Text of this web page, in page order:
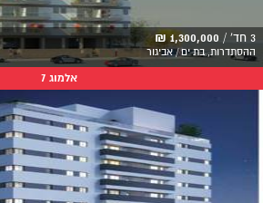
3 חד' / 1,300,000 ₪
ההסתדרות, בת ים / אביגור
אלמוג 7